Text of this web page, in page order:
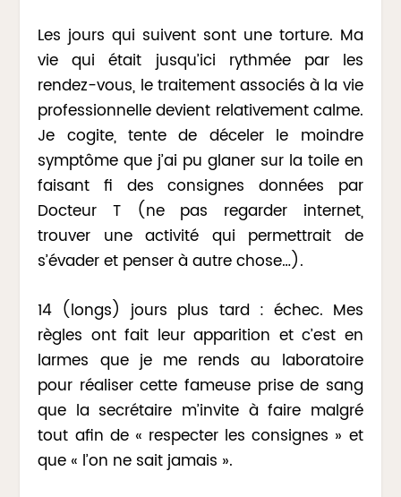
Les jours qui suivent sont une torture. Ma
vie qui était jusqu’ici rythmée par les
rendez-vous, le traitement associés à la vie
professionnelle devient relativement calme.
Je cogite, tente de déceler le moindre
symptôme que j’ai pu glaner sur la toile en
faisant fi des consignes données par
Docteur T (ne pas regarder internet,
trouver une activité qui permettrait de
s’évader et penser à autre chose…).
14 (longs) jours plus tard : échec. Mes
règles ont fait leur apparition et c’est en
larmes que je me rends au laboratoire
pour réaliser cette fameuse prise de sang
que la secrétaire m’invite à faire malgré
tout afin de « respecter les consignes » et
que « l’on ne sait jamais ».